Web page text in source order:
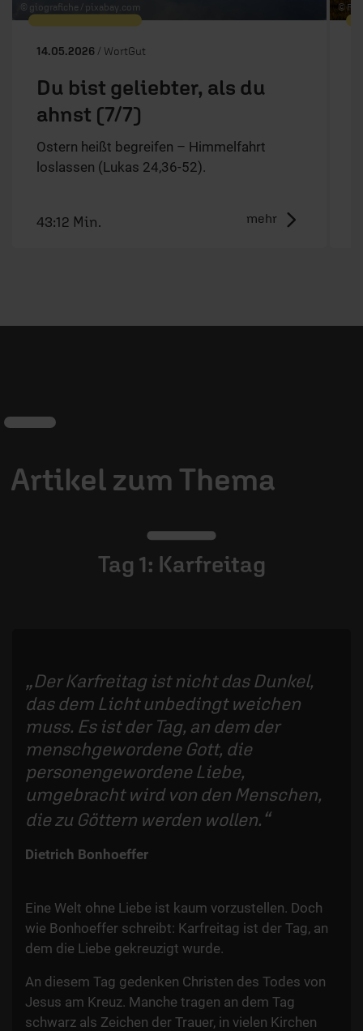
© giografiche / pixabay.com
14.05.2026 / WortGut
Du bist geliebter, als du
ahnst (7/7)
Ostern heißt begreifen – Himmelfahrt
loslassen (Lukas 24,36-52).
mehr
43:12 Min.
©
Artikel zum Thema
Tag 1: Karfreitag
Der Karfreitag ist nicht das Dunkel,
das dem Licht unbedingt weichen
muss. Es ist der Tag, an dem der
menschgewordene Gott, die
personengewordene Liebe,
umgebracht wird von den Menschen,
die zu Göttern werden wollen.
Dietrich Bonhoeffer
Eine Welt ohne Liebe ist kaum vorzustellen. Doch
wie Bonhoeffer schreibt: Karfreitag ist der Tag, an
dem die Liebe gekreuzigt wurde.
An diesem Tag gedenken Christen des Todes von
Jesus am Kreuz. Manche tragen an dem Tag
schwarz als Zeichen der Trauer, in vielen Kirchen